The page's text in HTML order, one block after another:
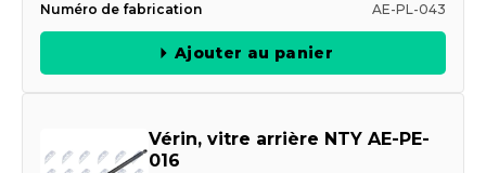
Numéro de fabrication
AE-PL-043
Ajouter au panier
Vérin, vitre arrière NTY AE-PE-
016